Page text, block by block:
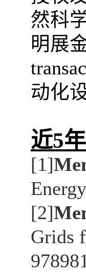
然科
明展
动化
近5
[1]
[2]
Grids